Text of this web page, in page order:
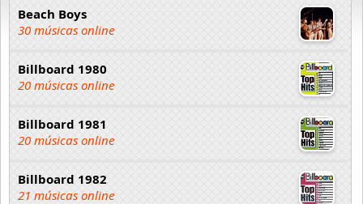
Beach Boys
30 músicas online
Billboard 1980
20 músicas online
Billboard 1981
20 músicas online
Billboard 1982
21 músicas online